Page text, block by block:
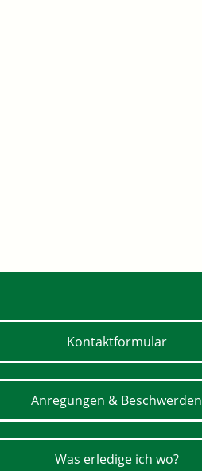
Kontaktformular
Anregungen & Beschwerden
Was erledige ich wo?